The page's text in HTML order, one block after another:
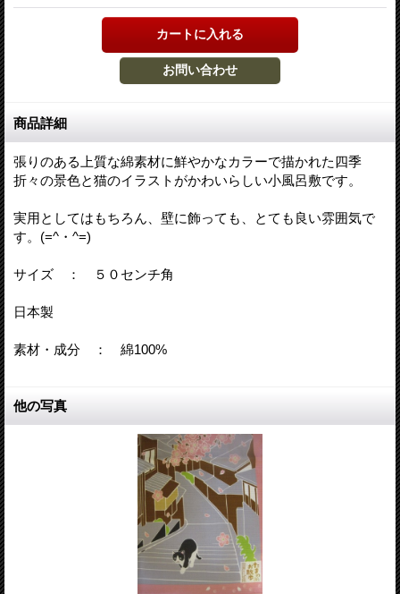
商品詳細
張りのある上質な綿素材に鮮やかなカラーで描かれた四季
折々の景色と猫のイラストがかわいらしい小風呂敷です。
実用としてはもちろん、壁に飾っても、とても良い雰囲気で
す。(=^・^=)
サイズ ： ５０センチ角
日本製
素材・成分 ： 綿100%
他の写真